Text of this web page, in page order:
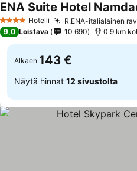
4 Tähtiluokitus
Hotelli R.ENA-italialainen
ENA Suite Hotel
9,0 Loistava 10 690 0.9 km
Alkaen 143 €
Näytä hinnat 12 sivustolta